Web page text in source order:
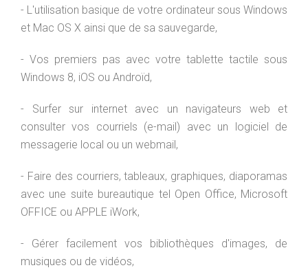
- L'utilisation basique de votre ordinateur sous Windows
et Mac OS X ainsi que de sa sauvegarde,
- Vos premiers pas avec votre tablette tactile sous
Windows 8, iOS ou Androïd,
- Surfer sur internet avec un navigateurs web et
consulter vos courriels (e-mail) avec un logiciel de
messagerie local ou un webmail,
- Faire des courriers, tableaux, graphiques, diaporamas
avec une suite bureautique tel Open Office, Microsoft
OFFICE ou APPLE iWork,
- Gérer facilement vos bibliothèques d'images, de
musiques ou de vidéos,